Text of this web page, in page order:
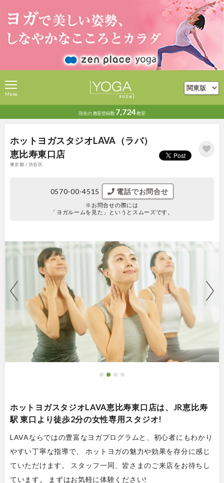
現在の教室登録数 7,724教室
Menu
ホットヨガスタジオLAVA（ラバ）
恵比寿東口店
東京都 / 渋谷区
0570-00-4515 電話でお問合せ
※お問合せの際には
「ヨガルームを見た」というとスムーズです。
ホットヨガスタジオLAVA恵比寿東口店は、JR恵比寿
駅 東口より徒歩2分の女性専用スタジオ!
LAVAならではの豊富なヨガプログラムと、初心者にもわかり
やすい丁寧な指導で、 ホットヨガの魅力や効果を存分に感じ
ていただけます。 スタッフ一同、皆さまのご来店をお待ちし
ています。 まずはお気軽に体験ください!